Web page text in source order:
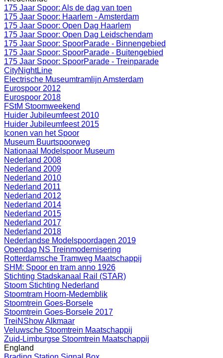
175 Jaar Spoor: Als de dag van toen
175 Jaar Spoor: Haarlem - Amsterdam
175 Jaar Spoor: Open Dag Haarlem
175 Jaar Spoor: Open Dag Leidschendam
175 Jaar Spoor: SpoorParade - Binnengebied
175 Jaar Spoor: SpoorParade - Buitengebied
175 Jaar Spoor: SpoorParade - Treinparade
CityNightLine
Electrische Museumtramlijn Amsterdam
Eurospoor 2012
Eurospoor 2018
FStM Stoomweekend
Huider Jubileumfeest 2010
Huider Jubileumfeest 2015
Iconen van het Spoor
Museum Buurtspoorweg
Nationaal Modelspoor Museum
Nederland 2008
Nederland 2009
Nederland 2010
Nederland 2011
Nederland 2012
Nederland 2014
Nederland 2015
Nederland 2017
Nederland 2018
Nederlandse Modelspoordagen 2019
Opendag NS Treinmodernisering
Rotterdamsche Tramweg Maatschappij
SHM: Spoor en tram anno 1926
Stichting Stadskanaal Rail (STAR)
Stoom Stichting Nederland
Stoomtram Hoorn-Medemblik
Stoomtrein Goes-Borsele
Stoomtrein Goes-Borsele 2017
TreiNShow Alkmaar
Veluwsche Stoomtrein Maatschappij
Zuid-Limburgse Stoomtrein Maatschappij
England